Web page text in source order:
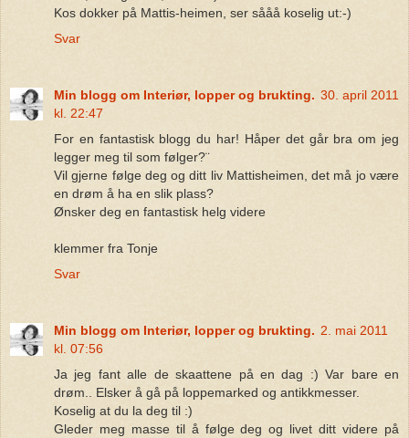
Kos dokker på Mattis-heimen, ser sååå koselig ut:-)
Svar
Min blogg om Interiør, lopper og brukting. 30. april 2011
kl. 22:47
For en fantastisk blogg du har! Håper det går bra om jeg
legger meg til som følger?¨
Vil gjerne følge deg og ditt liv Mattisheimen, det må jo være
en drøm å ha en slik plass?
Ønsker deg en fantastisk helg videre
klemmer fra Tonje
Svar
Min blogg om Interiør, lopper og brukting. 2. mai 2011
kl. 07:56
Ja jeg fant alle de skaattene på en dag :) Var bare en
drøm.. Elsker å gå på loppemarked og antikkmesser.
Koselig at du la deg til :)
Gleder meg masse til å følge deg og livet ditt videre på